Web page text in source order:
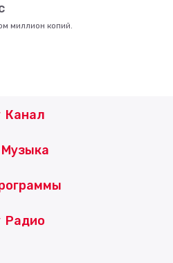
миллион копий.
Канал
Музыка
Радио